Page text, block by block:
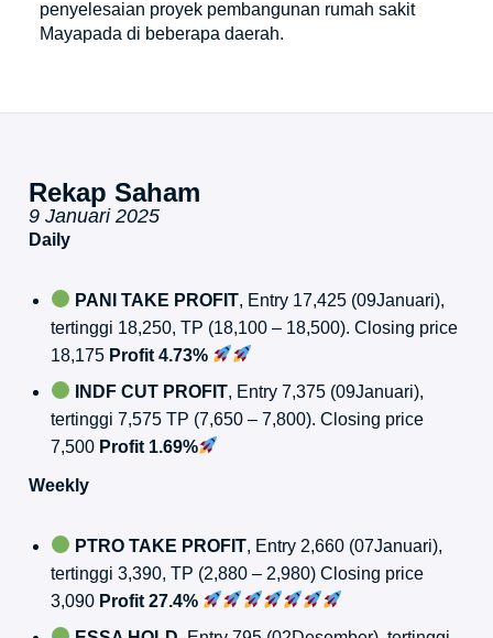
penyelesaian proyek pembangunan rumah sakit
Mayapada di beberapa daerah.
Rekap Saham
9 Januari 2025
Daily
PANI TAKE PROFIT, Entry 17,425 (09Januari),
tertinggi 18,250, TP (18,100 – 18,500). Closing price
18,175 Profit 4.73%
INDF CUT PROFIT, Entry 7,375 (09Januari),
tertinggi 7,575 TP (7,650 – 7,800). Closing price
7,500 Profit 1.69%
Weekly
PTRO TAKE PROFIT, Entry 2,660 (07Januari),
tertinggi 3,390, TP (2,880 – 2,980) Closing price
3,090 Profit 27.4%